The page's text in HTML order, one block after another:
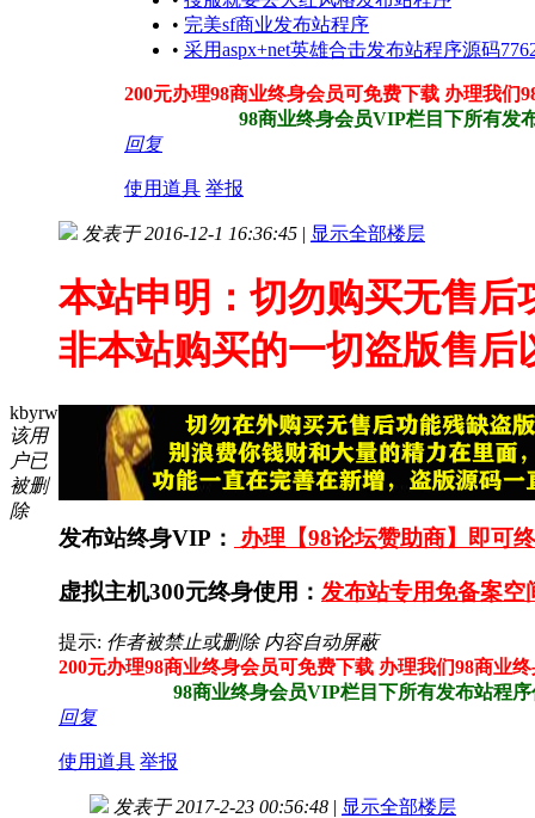
• 完美sf商业发布站程序
• 采用aspx+net英雄合击发布站程序源码
200元办理98商业终身会员可免费下载 办理我们
98商业终身会员VIP栏目下所有发布站
回复
使用道具 举报
kbyrw
该用
户已
被删
除
发表于 2016-12-1 16:36:45 | 显示全部楼层
本站申明：切勿购买无售
非本站购买的一切盗版售后
发布站终身VIP： 办理【98论坛赞助商】即可
虚拟主机300元终身使用： 发布站专用免备案空
提示: 作者被禁止或删除 内容自动屏蔽
200元办理98商业终身会员可免费下载 办理我们98商业
98商业终身会员VIP栏目下所有发布站程序任
回复
使用道具 举报
发表于 2017-2-23 00:56:48 | 显示全部楼层